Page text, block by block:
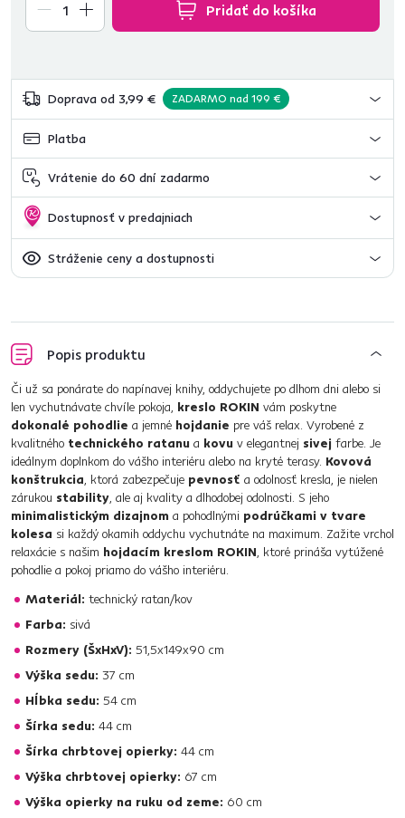
Pridať do košíka
Doprava od 3,99 € ZADARMO nad 199 €
Platba
Vrátenie do 60 dní zadarmo
Dostupnosť v predajniach
Stráženie ceny a dostupnosti
Popis produktu
Či už sa ponárate do napínavej knihy, oddychujete po dlhom dni alebo si
len vychutnávate chvíle pokoja, kreslo ROKIN vám poskytne
dokonalé pohodlie a jemné hojdanie pre váš relax. Vyrobené z
kvalitného technického ratanu a kovu v elegantnej sivej farbe. Je
ideálnym doplnkom do vášho interiéru alebo na kryté terasy. Kovová
konštrukcia, ktorá zabezpečuje pevnosť a odolnosť kresla, je nielen
zárukou stability, ale aj kvality a dlhodobej odolnosti. S jeho
minimalistickým dizajnom a pohodlnými podrúčkami v tvare
kolesa si každý okamih oddychu vychutnáte na maximum. Zažite vrchol
relaxácie s našim hojdacím kreslom ROKIN, ktoré prináša vytúžené
pohodlie a pokoj priamo do vášho interiéru.
Materiál: technický ratan/kov
Farba: sivá
Rozmery (ŠxHxV): 51,5x149x90 cm
Výška sedu: 37 cm
Hĺbka sedu: 54 cm
Šírka sedu: 44 cm
Šírka chrbtovej opierky: 44 cm
Výška chrbtovej opierky: 67 cm
Výška opierky na ruku od zeme: 60 cm